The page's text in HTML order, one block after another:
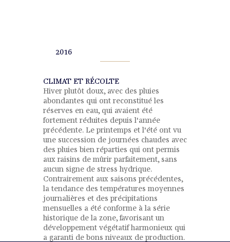
2016
CLIMAT ET RÉCOLTE
Hiver plutôt doux, avec des pluies
abondantes qui ont reconstitué les
réserves en eau, qui avaient été
fortement réduites depuis l'année
précédente. Le printemps et l'été ont vu
une succession de journées chaudes avec
des pluies bien réparties qui ont permis
aux raisins de mûrir parfaitement, sans
aucun signe de stress hydrique.
Contrairement aux saisons précédentes,
la tendance des températures moyennes
journalières et des précipitations
mensuelles a été conforme à la série
historique de la zone, favorisant un
développement végétatif harmonieux qui
a garanti de bons niveaux de production.